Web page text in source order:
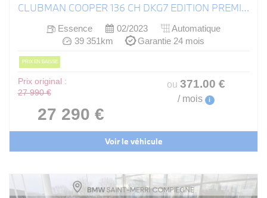
CLUBMAN COOPER 136 CH DKG7 EDITION PREMIUM PLUS
Essence 02/2023
Automatique
39 351km
Garantie 24 mois
PRIX EN BAISSE
Prix original :
27 990 €
27 290 €
ou 371.00 €
/ mois i
Voir le véhicule